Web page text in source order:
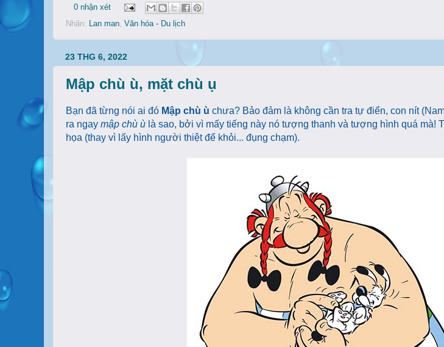
0 nhận xét
Nhãn:
Lan man Văn hóa - Du lịch
23 THG 6, 2022
Mập chù ù, mặt chù ụ
Bạn đã từng nói ai đó Mập chù ù chưa? Bảo đảm là không cần tra tự điển, con nít
ra ngay mập chù ù là sao, bởi vì mấy tiếng này nó tượng thanh và tượng hình quá mà!
họa (thay vì lấy hình người thiệt để khỏi... đụng chạm).